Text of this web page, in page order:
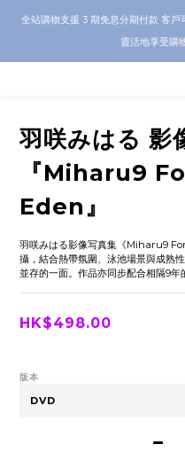
CRA5Y SHOP 全店 100% 正品保證
迎 WhatsApp
全站購物支援 3 期免息分期付款 客
靈活地享受購
CRA5Y SHOP 全店 100% 正品保證
羽咲みはる 影
『Miharu9
Eden』
羽咲みはる影像写真集《Miharu9
攝，結合熱帶氛圍、泳池場景與成熟
並存的一面。作品亦同步配合相隔9年
HK$498.00
版本